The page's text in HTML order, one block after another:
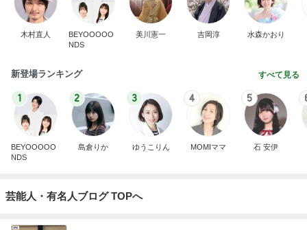
木村直人
BEYOOOOO
NDS
美川憲一 吉岡淳 水森かおり
新登場ランキング すべて見る
1
BEYOOOOO
NDS
2
島倉りか
3
ゆうこりん
4
MOMIママ
5
石 安伊
芸能人・有名人ブログ TOPへ